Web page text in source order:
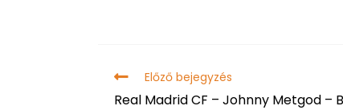
Előző bejegyzés
Real Madrid CF – Johnny Metgod –